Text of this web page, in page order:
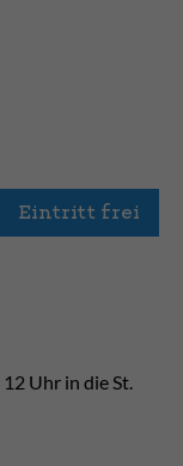
Eintritt frei
Uhr in die St.